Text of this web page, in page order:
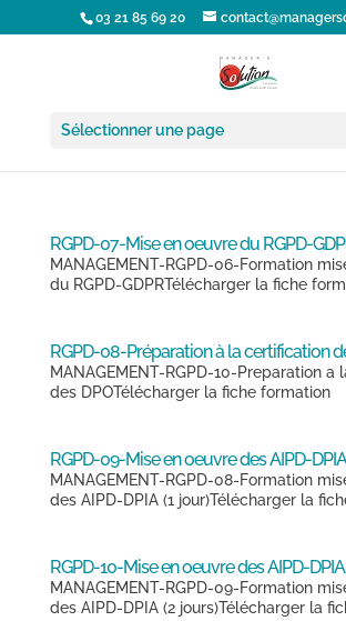
03 21 85 69 20
Sélectionner une page
RGPD-07-Mise en oeuvre du RGPD-
MANAGEMENT-RGPD-06-Formation
du RGPD-GDPRTélécharger la fiche
RGPD-08-Préparation à la certification
MANAGEMENT-RGPD-10-Preparation a
des DPOTélécharger la fiche formation
RGPD-09-Mise en oeuvre des AIPD-
MANAGEMENT-RGPD-08-Formation
des AIPD-DPIA (1 jour)Télécharger la
RGPD-10-Mise en oeuvre des AIPD-
MANAGEMENT-RGPD-09-Formation
des AIPD-DPIA (2 jours)Télécharger la